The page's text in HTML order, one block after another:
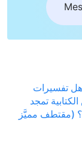
تفسيرات
الكتابية تمجد
(مقتطف مميَّز